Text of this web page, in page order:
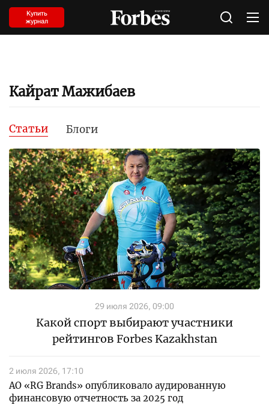
Купить
журнал
Кайрат Мажибаев
Статьи Блоги
29 июля 2026, 09:00
Какой спорт выбирают участники
рейтингов Forbes Kazakhstan
2 июля 2026, 17:10
АО «RG Brands» опубликовало аудированную
финансовую отчетность за 2025 год